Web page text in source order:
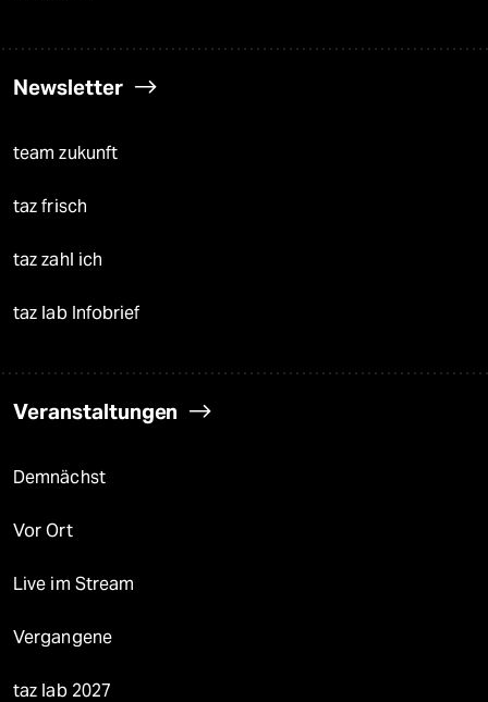
Newsletter
team zukunft
taz frisch
taz zahl ich
taz lab Infobrief
Veranstaltungen
Demnächst
Vor Ort
Live im Stream
Vergangene
taz lab 2027